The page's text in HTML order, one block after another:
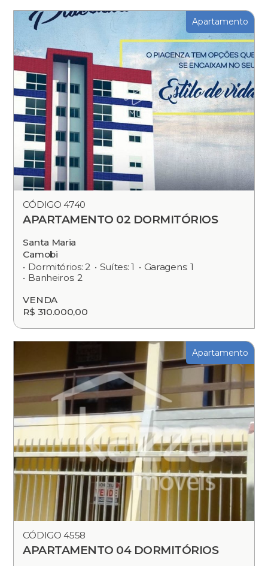
Apartamento
CÓDIGO 4740
APARTAMENTO 02 DORMITÓRIOS
Santa Maria
Camobi
Dormitórios: 2
Suítes: 1
Garagens: 1
Banheiros: 2
VENDA
R$ 310.000,00
Apartamento
CÓDIGO 4558
APARTAMENTO 04 DORMITÓRIOS